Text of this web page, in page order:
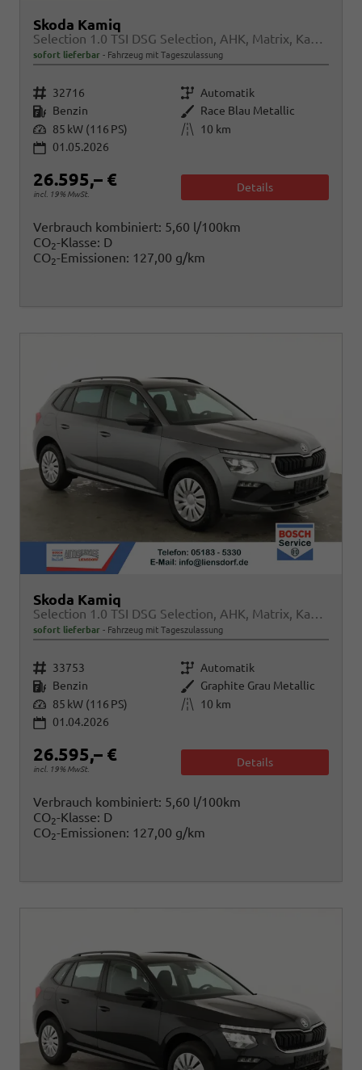
Skoda Kamiq
Selection 1.0 TSI DSG Selection, AHK, Matrix, Kamera, Ladeboden, Winter
sofort lieferbar Fahrzeug mit Tageszulassung
Fahrzeugnr. 32716 Getriebe Automatik
Kraftstoff Benzin Außenfarbe Race Blau Metallic
Leistung 85 kW (116 PS) Kilometerstand
10 km
01.05.2026
26.595,– €
incl. 19% MwSt.
Details
Verbrauch kombiniert: 5,60 l/100km
CO2-Klasse: D
CO2-Emissionen: 127,00 g/km
Skoda Kamiq
Selection 1.0 TSI DSG Selection, AHK, Matrix, Kamera, Ladeboden, Winter
sofort lieferbar Fahrzeug mit Tageszulassung
Fahrzeugnr. 33753 Getriebe Automatik
Kraftstoff Benzin Außenfarbe Graphite Grau Metallic
Leistung 85 kW (116 PS) Kilometerstand
10 km
01.04.2026
26.595,– €
incl. 19% MwSt.
Details
Verbrauch kombiniert: 5,60 l/100km
CO2-Klasse: D
CO2-Emissionen: 127,00 g/km